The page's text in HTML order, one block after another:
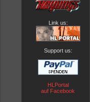
Link us:
Support us:
HLPortal
auf Facebook